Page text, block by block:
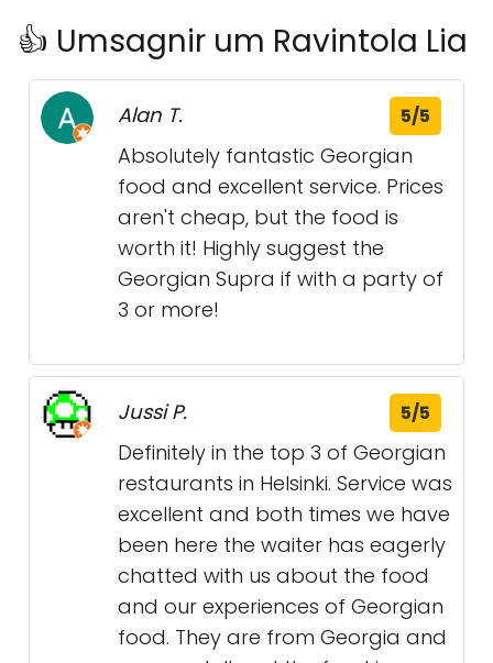
👍 Umsagnir um Ravintola Lia
Alan T. 5/5
Absolutely fantastic Georgian
food and excellent service. Prices
aren't cheap, but the food is
worth it! Highly suggest the
Georgian Supra if with a party of
3 or more!
Jussi P. 5/5
Definitely in the top 3 of Georgian
restaurants in Helsinki. Service was
excellent and both times we have
been here the waiter has eagerly
chatted with us about the food
and our experiences of Georgian
food. They are from Georgia and